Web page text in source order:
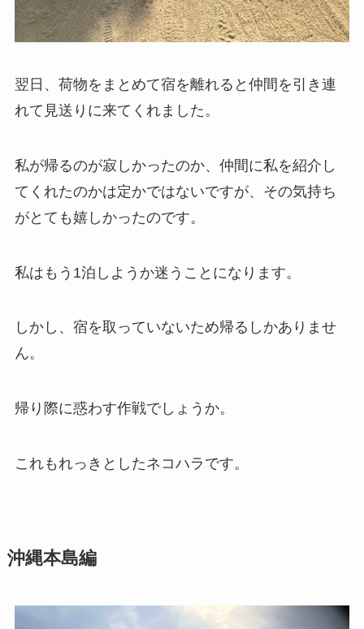
翌日、荷物をまとめて宿を離れると仲間を引き連
れて見送りに来てくれました。
私が帰るのが寂しかったのか、仲間に私を紹介し
てくれたのかは定かではないですが、その気持ち
がとても嬉しかったのです。
私はもう1泊しようか迷うことになります。
しかし、宿を取っていないため帰るしかありませ
ん。
帰り際に惑わす作戦でしょうか。
これもれっきとしたネコハラです。
沖縄本島編